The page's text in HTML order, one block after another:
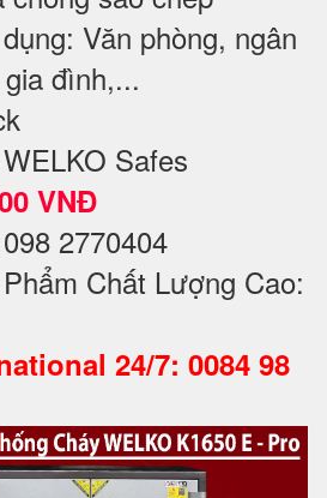
Văn phòng, ngân
đình,...
Safes
VNĐ
2770404
Chất Lượng Cao:
24/7: 0084 98